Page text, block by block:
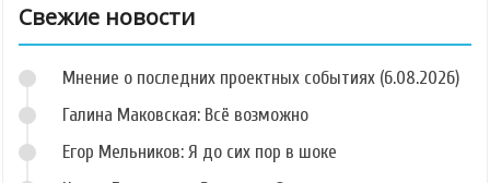
Свежие новости
Мнение о последних проектных событиях (6.08.2026)
Галина Маковская: Всё возможно
Егор Мельников: Я до сих пор в шоке